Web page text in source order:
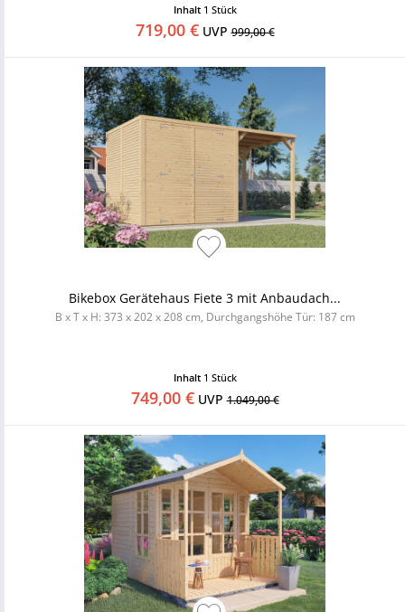
Inhalt 1 Stück
719,00 €UVP999,00 €
Bikebox Gerätehaus Fiete 3 mit Anbaudach...
B x T x H: 373 x 202 x 208 cm, Durchgangshöhe Tür: 187 cm
Inhalt 1 Stück
749,00 €UVP1.049,00 €